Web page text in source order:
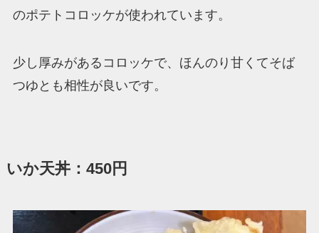
のポテトコロッケが使われています。
少し厚みがあるコロッケで、ほんのり甘くてそば
つゆとも相性が良いです。
いか天丼：450円